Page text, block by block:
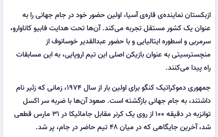
ازبکستان نماینده‌ی قاره‌ی آسیا، اولین حضور خود در جام جهانی را به
عنوان یک کشور مستقل تجربه می‌کند. آن‌ها تحت هدایت فابیو کاناوارو،
سرمربی و اسطوره ایتالیایی و با حضور عبدالقدیر خوسانوف از
منچسترسیتی به عنوان بازیکن اصلی این تیم اروپایی، به این مسابقات
راه پیدا می‌کنند.
جمهوری دموکراتیک کنگو برای اولین بار از سال ۱۹۷۴، زمانی که زئیر نام
داشتند، به جام جهانی بازگشته است. صعود آن‌ها با ضربه سر اکسل
توانزبه در دقیقه ۱۰۰ از روی یک کرنر مقابل جامائیکا در ۳۱ مارس قطعی
شد، آخرین جایگاهی که در میان ۴۸ تیم حاضر در جام، پر شد.